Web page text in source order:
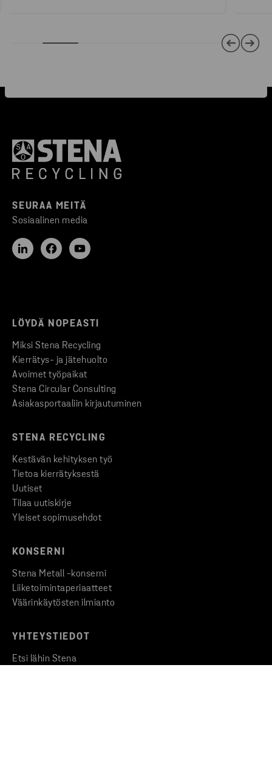
SEURAA MEITÄ
Sosiaalinen media
LÖYDÄ NOPEASTI
Miksi Stena Recycling
Kierrätys- ja jätehuolto
Avoimet työpaikat
Stena Circular Consulting
Asiakasportaaliin kirjautuminen
STENA RECYCLING
Kestävän kehityksen työ
Tietoa kierrätyksestä
Uutiset
Tilaa uutiskirje
Yleiset sopimusehdot
KONSERNI
Stena Metall -konserni
Liiketoimintaperiaatteet
Väärinkäytösten ilmianto
YHTEYSTIEDOT
Etsi lähin Stena